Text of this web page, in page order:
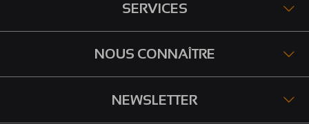
SERVICES
NOUS CONNAÎTRE
NEWSLETTER